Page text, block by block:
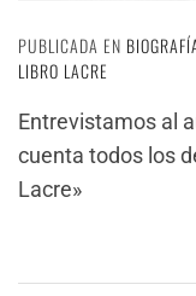
PUBLICADA EN
LIBRO LACRE
Entrevistamos al
cuenta todos los
Lacre»